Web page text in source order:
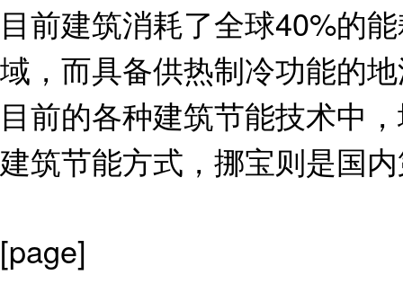
目前建筑消耗了全球40%的
域，而具备供热制冷功能的
目前的各种建筑节能技术中
建筑节能方式，挪宝则是国
[page]